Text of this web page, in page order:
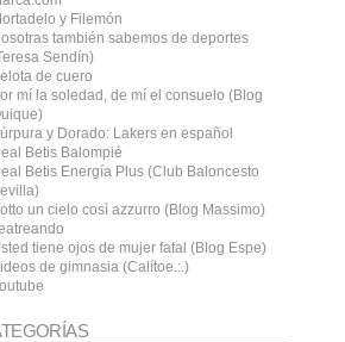
y Filemón
también sabemos de deportes
Sendín)
de cuero
mí la soledad, de mí el consuelo (Blog
y Dorado: Lakers en español
Betis Balompié
Betis Energía Plus (Club Baloncesto
un cielo così azzurro (Blog Massimo)
tiene ojos de mujer fatal (Blog Espe)
de gimnasia (Calítoe.:.)